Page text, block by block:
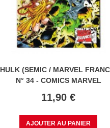
HULK (SEMIC / MARVEL
N° 34 - COMICS MARVEL
Prix
11,90 €
AJOUTER AU PANIER